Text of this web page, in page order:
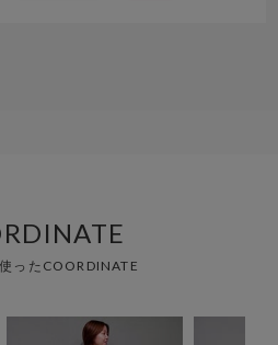
ったCOORDINATE